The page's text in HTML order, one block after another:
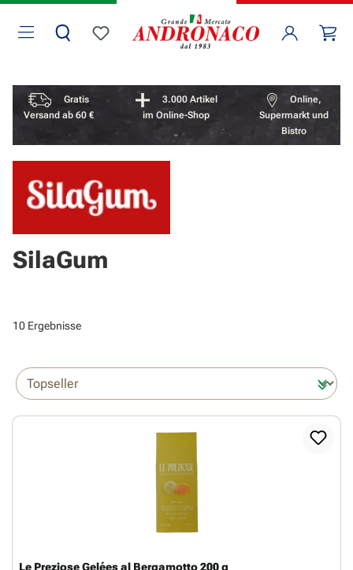
Zum Hauptinhalt springen
Du hast 0 Produkte auf dem Merkzettel
Vorteile überspringen
Gratis
Versand ab 60 €
3.000 Artikel
im Online-Shop
Online,
Supermarkt und
Bistro
SilaGum
10 Ergebnisse
Le Preziose Gelées al Bergamotto 200 g